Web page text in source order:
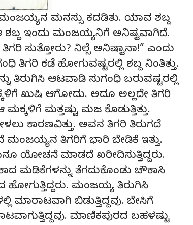
ಮನಸ್ಸು ಕದಡಿತು. ಯಾವ ಶಬ್ದ
ಇಂದು ಮಂಜಯ್ಯನಿಗೆ ಅನಿಷ್ಟವಾಗಿದೆ.
ಸುತ್ತೋರು? ನಿಲ್ಸೆ ಅನಿಷ್ಟಾನಾ!” ಎಂದು
ತಿಗರಿ ಕಡೆ ಹೋಗುವಷ್ಟರಲ್ಲಿ ಶಬ್ದ ನಿಂತಿತ್ತು.
ತಿರುಗಿಸಿ ಆಟವಾಡಿ ಸುಗಂಧಿ ಬರುವಷ್ಟರಲ್ಲಿ
ಖುಷಿ ಆಗೋದು. ಅದೂ ಅಲ್ಲದೇ ತಿಗರಿ
ಮತ್ತಷ್ಟು ಮಜ ಕೊಡುತ್ತಿತ್ತು.
ಕಾರಣವಿತ್ತು. ಅವನ ತಿಗರಿ ತಿರುಗದೆ
ಮಂಜಯ್ಯನ ತಿಗರಿಗೆ ಭಾರಿ ಬೇಡಿಕೆ ಇತ್ತು.
ಯೋಚನೆ ಮಾಡದೆ ಖರೀದಿಸುತ್ತಿದ್ದರು.
ಮಡಿಕೆಗಳನ್ನು ತೆಗದುಕೊಂಡು ಚೌಕಾಸಿ
ಮಂಜಯ್ಯ ತಿರುಗಿಸಿ
ಬಿಡುತ್ತಿದ್ದವು. ಬೇಸಿಗೆ
ಮಾಣಿಕಪುರದ ಬಹಳಷ್ಟು